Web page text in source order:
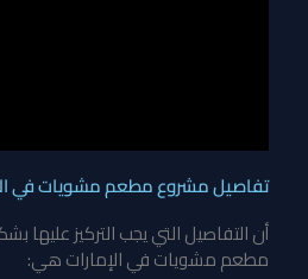
تفاصيل مشروع مطعم مشويات في
أن التفاصيل التي يجب التركيز
مطعم مشويات في الإمارات هي: